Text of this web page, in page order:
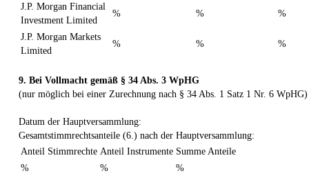
J.P. Morgan Financial
Investment Limited
% % %
J.P. Morgan Markets
Limited
% % %
9. Bei Vollmacht gemäß § 34 Abs. 3 WpHG
(nur möglich bei einer Zurechnung nach § 34 Abs. 1 Satz 1 Nr. 6 WpHG)
Datum der Hauptversammlung:
Gesamtstimmrechtsanteile (6.) nach der Hauptversammlung:
Anteil Stimmrechte Anteil Instrumente Summe Anteile
%
% %